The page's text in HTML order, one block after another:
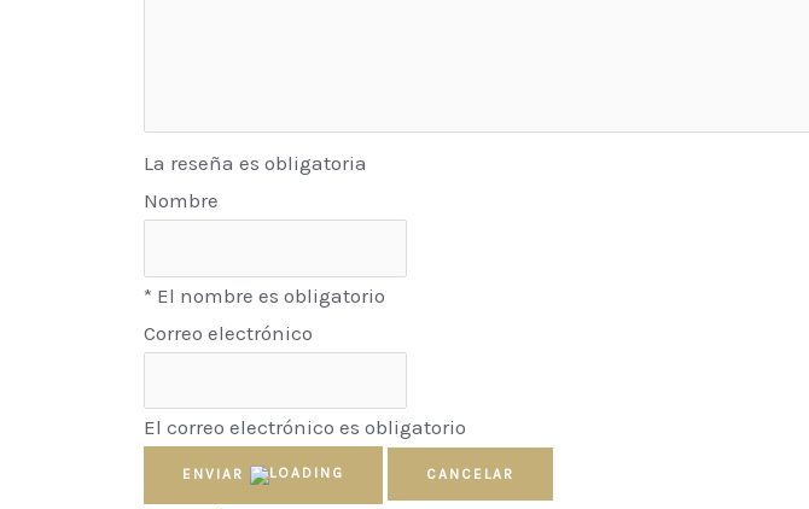
La reseña es obligatoria
Nombre
* El nombre es obligatorio
Correo electrónico
El correo electrónico es obligatorio
ENVIAR CANCELAR